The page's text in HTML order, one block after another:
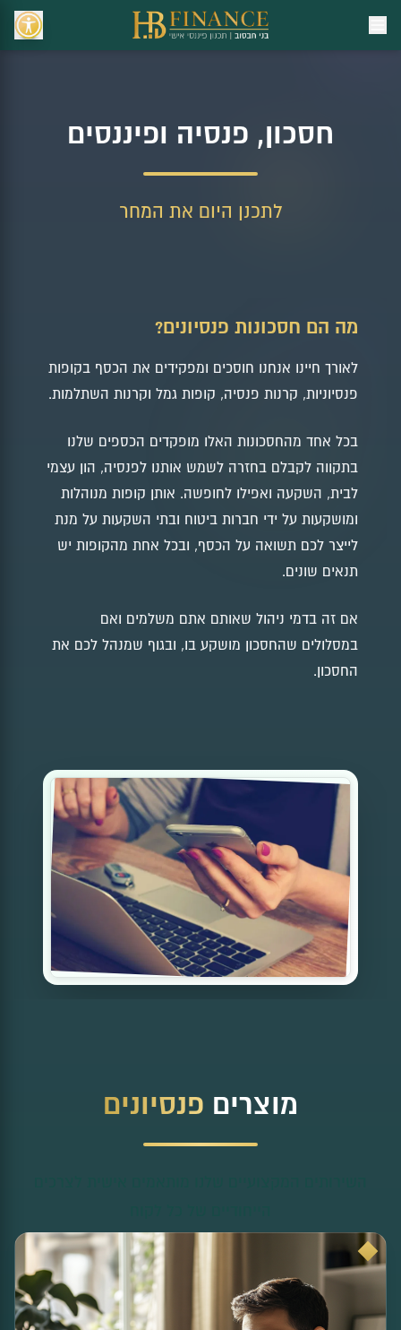
חסכון, פנסיה ופיננסים
לתכנן היום את המחר
מה הם חסכונות פנסיונים?
לאורך חיינו אנחנו חוסכים ומפקידים את הכסף בקופות
פנסיוניות, קרנות פנסיה, קופות גמל וקרנות השתלמות.
בכל אחד מהחסכונות האלו מופקדים הכספים שלנו
בתקווה לקבלם בחזרה לשמש אותנו לפנסיה, הון עצמי
לבית, השקעה ואפילו לחופשה. אותן קופות מנוהלות
ומושקעות על ידי חברות ביטוח ובתי השקעות על מנת
לייצר לכם תשואה על הכסף, ובכל אחת מהקופות יש
תנאים שונים.
אם זה בדמי ניהול שאותם אתם משלמים ואם
במסלולים שהחסכון מושקע בו, ובגוף שמנהל לכם את
החסכון.
מוצרים פנסיונים